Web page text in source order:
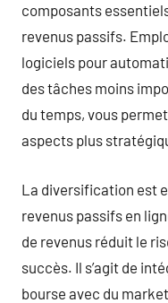
composants
revenus passifs.
logiciels pour
des tâches moins
du temps, vous
aspects plus
La diversification est
revenus passifs en
de revenus réduit le
succès. Il s’agit de
bourse avec du